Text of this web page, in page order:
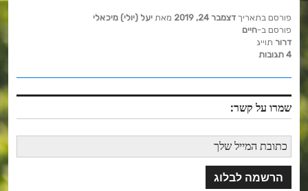
o
o
k
it er
פורסם בתאריך דצמבר 24, 2019 מאת יעל (יולי) מיכאלי
פורסם ב-חיים
דרור תוייג
4 תגובות
שמרו על קשר: